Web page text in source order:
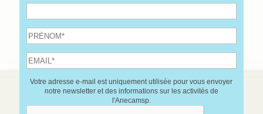
Votre adresse e-mail est uniquement utilisée pour vous envoyer
notre newsletter et des informations sur les activités de
l'Anecamsp.